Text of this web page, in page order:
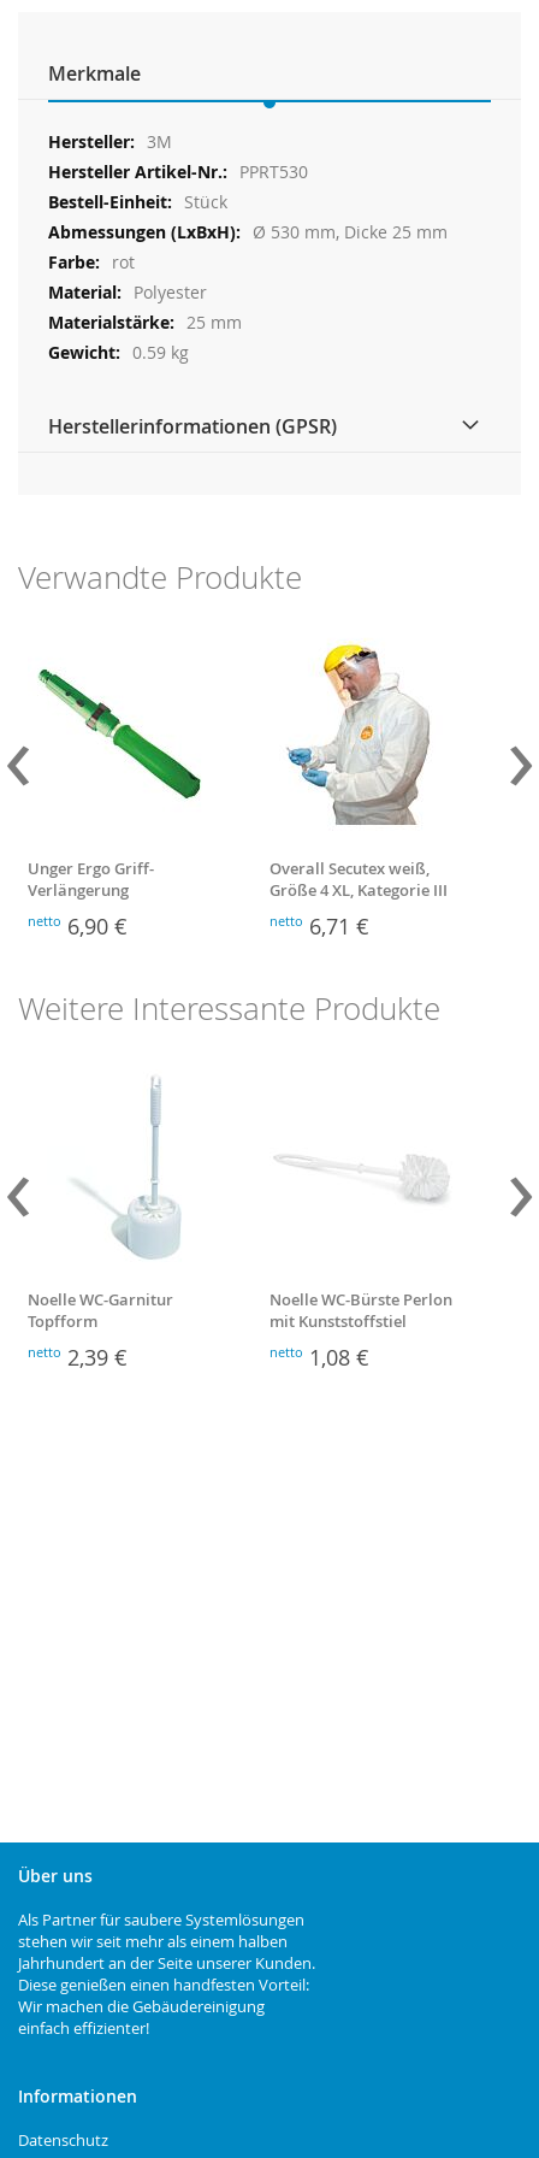
Merkmale
Weitere
Informationen
3M
PPRT530
Stück
Ø 530 mm, Dicke 25 mm
rot
Polyester
25 mm
0.59 kg
Herstellerinformationen (GPSR)
Verwandte Produkte
Unger Ergo Griff-
Verlängerung
netto 6,90 €
Overall Secutex weiß,
Größe 4 XL, Kategorie III
netto 6,71 €
‹ ›
Weitere Interessante Produkte
Noelle WC-Garnitur
Topfform
netto 2,39 €
Noelle WC-Bürste Perlon
mit Kunststoffstiel
netto 1,08 €
‹ ›
Über uns
Als Partner für saubere Systemlösungen
stehen wir seit mehr als einem halben
Jahrhundert an der Seite unserer Kunden.
Diese genießen einen handfesten Vorteil:
Wir machen die Gebäudereinigung
einfach effizienter!
Informationen
Datenschutz